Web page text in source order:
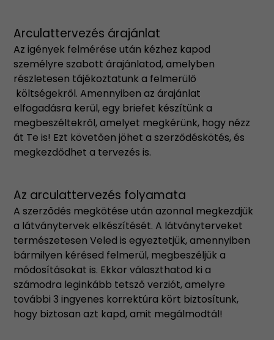
Arculattervezés árajánlat
Az igények felmérése után kézhez kapod
személyre szabott árajánlatod, amelyben
részletesen tájékoztatunk a felmerülő
költségekről. Amennyiben az árajánlat
elfogadásra kerül, egy briefet készítünk a
megbeszéltekről, amelyet megkérünk, hogy nézz
át Te is! Ezt követően jöhet a szerződéskötés, és
megkezdődhet a tervezés is.
Az arculattervezés folyamata
A szerződés megkötése után azonnal megkezdjük
a látványtervek elkészítését. A látványterveket
természetesen Veled is egyeztetjük, amennyiben
bármilyen kérésed felmerül, megbeszéljük a
módosításokat is. Ekkor választhatod ki a
számodra leginkább tetsző verziót, amelyre
további 3 ingyenes korrektúra kört biztosítunk,
hogy biztosan azt kapd, amit megálmodtál!